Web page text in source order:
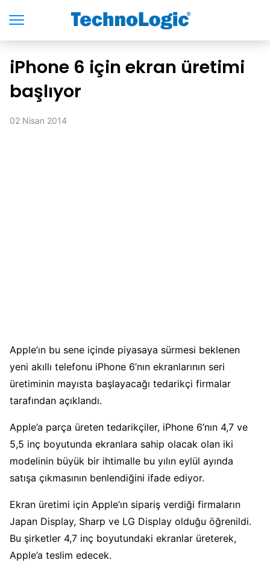
iPhone 6 için ekran üretimi
başlıyor
02 Nisan 2014
Apple’ın bu sene içinde piyasaya sürmesi beklenen
yeni akıllı telefonu iPhone 6’nın ekranlarının seri
üretiminin mayısta başlayacağı tedarikçi firmalar
tarafından açıklandı.
Apple’a parça üreten tedarikçiler, iPhone 6’nın 4,7 ve
5,5 inç boyutunda ekranlara sahip olacak olan iki
modelinin büyük bir ihtimalle bu yılın eylül ayında
satışa çıkmasının benlendiğini ifade ediyor.
Ekran üretimi için Apple’ın sipariş verdiği firmaların
Japan Display, Sharp ve LG Display olduğu öğrenildi.
Bu şirketler 4,7 inç boyutundaki ekranlar üreterek,
Apple’a teslim edecek.